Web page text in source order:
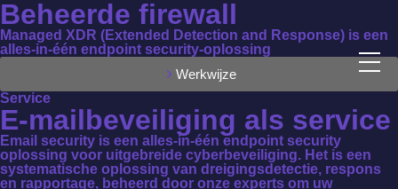
Beheerde firewall
Managed XDR (Extended Detection and Response) is een
alles-in-één endpoint security-oplossing
Werkwijze
Service
E-mailbeveiliging als service
Email security is een alles-in-één endpoint security
oplossing voor uitgebreide cyberbeveiliging. Het is een
systematische oplossing van dreigingsdetectie, respons
en rapportage, beheerd door onze experts om uw